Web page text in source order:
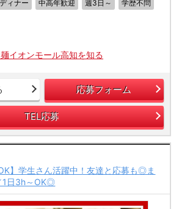
ディナー 中高年歓迎 週3日～
学歴不問
イオンモール高知を知る
応募フォーム
TEL応募
】学生さん活躍中！友達と応募も◎ま
1日3h～OK◎